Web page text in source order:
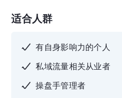
适合人群
有自身影响力的个人
私域流量相关从业者
操盘手管理者